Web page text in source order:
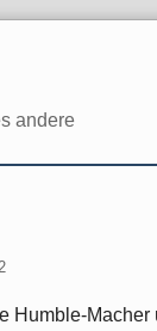
andere
Humble-